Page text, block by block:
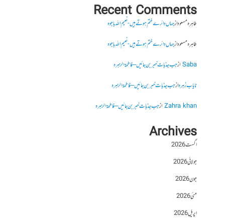
Recent Comments
طاہرہ مسعودازجہاں دائرے ختم ہوتے ہیں- نعیم اللہ باجوہ
طاہرہ مسعودازجہاں دائرے ختم ہوتے ہیں- نعیم اللہ باجوہ
Sabaازجب جذبات خبر بن جائیں – فاطمۃالزہرہ
نایاب زہرہازجب جذبات خبر بن جائیں – فاطمۃالزہرہ
Zahra khanازجب جذبات خبر بن جائیں – فاطمۃالزہرہ
Archives
اگست 2026
جولائی 2026
جون 2026
مئی 2026
اپریل 2026